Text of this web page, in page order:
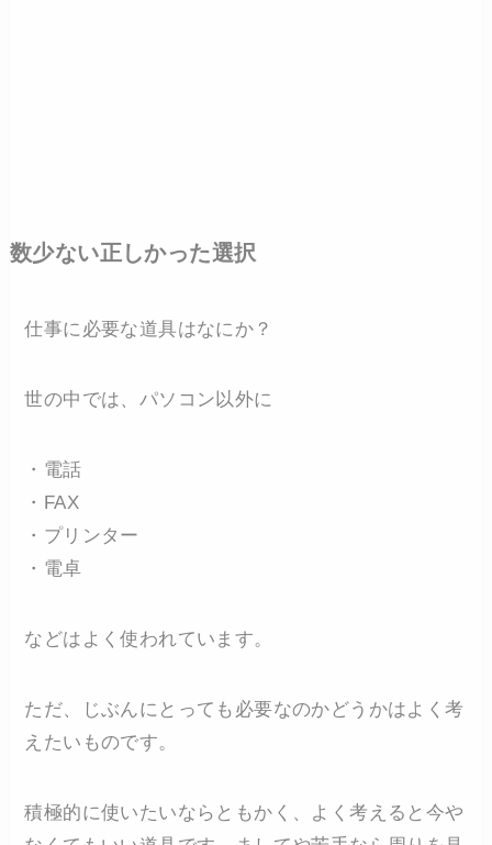
数少ない正しかった選択
仕事に必要な道具はなにか？
世の中では、パソコン以外に
・電話
・FAX
・プリンター
・電卓
などはよく使われています。
ただ、じぶんにとっても必要なのかどうかはよく考
えたいものです。
積極的に使いたいならともかく、よく考えると今や